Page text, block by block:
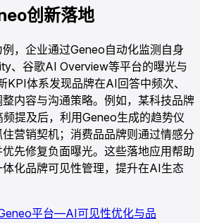
创新落地
，企业通过Geneo自动化监测自身
、谷歌AI Overview等平台的曝光与
KPI体系发现品牌在AI回答中频次、
内容与沟通策略。例如，某科技品牌
提及后，利用Geneo生成的趋势仪
营销契机；消费品品牌则通过情感分
先修复负面曝光。这些落地应用帮助
化品牌可见性管理，提升在AI生态
平台—AI可见性优化与品